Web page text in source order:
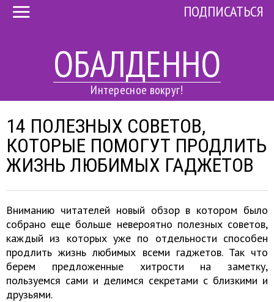
ОБАЛДЕННО
Интересное вокруг!
ПОДПИСАТЬСЯ
14 ПОЛЕЗНЫХ СОВЕТОВ,
КОТОРЫЕ ПОМОГУТ ПРОДЛИТЬ
ЖИЗНЬ ЛЮБИМЫХ ГАДЖЕТОВ
Вниманию читателей новый обзор в котором было
собрано еще больше невероятно полезных советов,
каждый из которых уже по отдельности способен
продлить жизнь любимых всеми гаджетов. Так что
берем предложенные хитрости на заметку,
пользуемся сами и делимся секретами с близкими и
друзьями.